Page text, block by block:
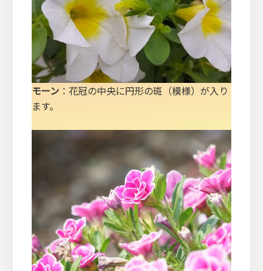
モーン：花冠の中央に円形の斑（模様）が入り
ます。